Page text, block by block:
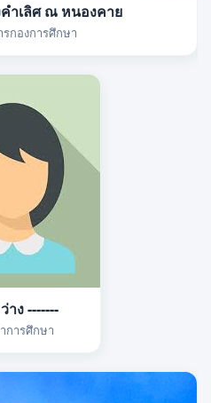
ำเลิศ ณ หนองคาย
กองการศึกษา
าง -------
การศึกษา